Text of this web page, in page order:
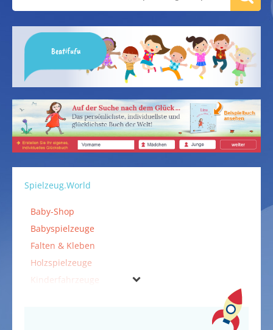
Beatifufu
Spielzeug.World
Baby-Shop
Babyspielzeuge
Falten & Kleben
Holzspielzeuge
Kinderfahrzeuge